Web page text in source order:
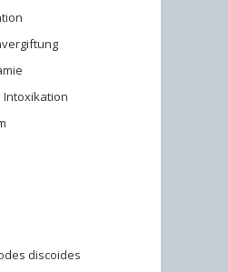
Intoxikation
discoides